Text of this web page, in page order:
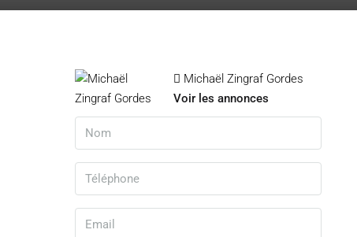
Michaël Zingraf Gordes
Voir les annonces